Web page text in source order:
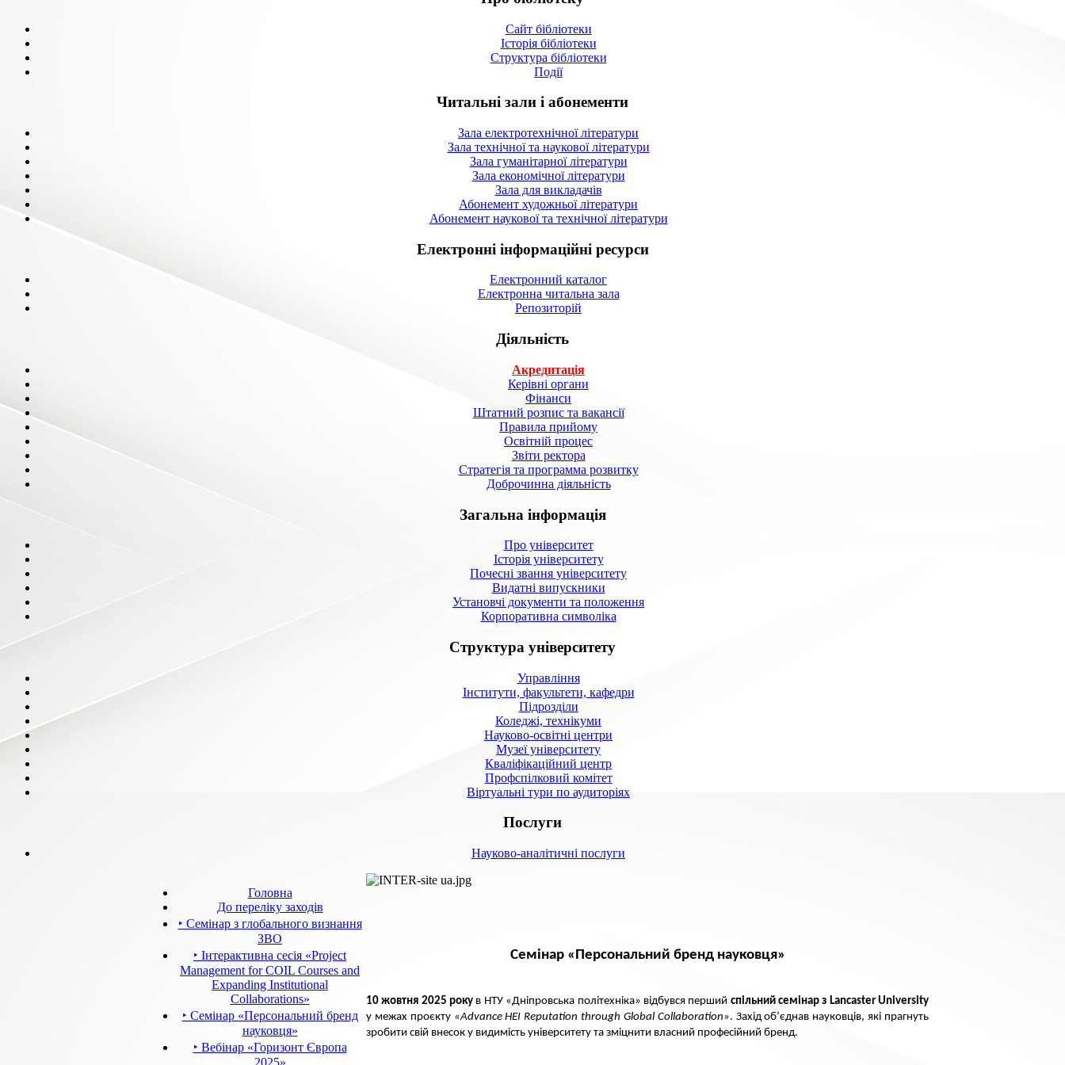
Сайт бібліотеки
Історія бібліотеки
Структура бібліотеки
Події
Читальні зали і абонементи
Зала електротехнічної літератури
Зала технічної та наукової літератури
Зала гуманітарної літератури
Зала економічної літератури
Зала для викладачів
Абонемент художньої літератури
Абонемент наукової та технічної літератури
Електронні інформаційні ресурси
Електронний каталог
Електронна читальна зала
Репозиторій
Діяльність
Акредитація
Керівні органи
Фінанси
Штатний розпис та вакансії
Правила прийому
Освітній процес
Звіти ректора
Стратегія та программа розвитку
Доброчинна діяльність
Загальна інформація
Про університет
Історія університету
Почесні звання університету
Видатні випускники
Установчі документи та положення
Корпоративна символiка
Структура університету
Управління
Інститути, факультети, кафедри
Підрозділи
Коледжі, технікуми
Науково-освітні центри
Музеї університету
Кваліфікаційний центр
Профспілковий комітет
Віртуальні тури по аудиторіях
Послуги
Науково-аналітичні послуги
Головна
До переліку заходів
‣ Семінар з глобального визнання
ЗВО
‣ Інтерактивна сесія «Project
Management for COIL Courses and
Expanding Institutional
Collaborations»
‣ Семінар «Персональний бренд
науковця»
‣ Вебінар «Горизонт Європа
Семінар «Персональний бренд науковця»
10 жовтня 2025 року в НТУ «Дніпровська політехніка» відбувся перший спільний семінар з Lancaster University
у межах проєкту «Advance HEI Reputation through Global Collaboration». Захід об’єднав науковців, які прагнуть
зробити свій внесок у видимість університету та зміцнити власний професійний бренд.